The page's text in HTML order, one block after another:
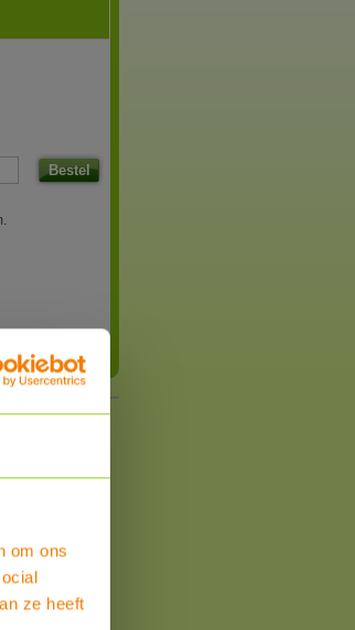
om ons
ze heeft
Bestel